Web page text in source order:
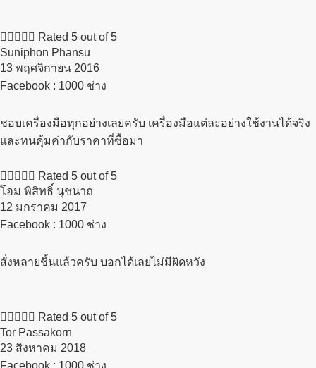
     Rated 5 out of 5
Suniphon Phansu
13 พฤศจิกายน 2016​
Facebook : 1000 ช่าง
ชอบเครื่องมือทุกอย่างเลยครับ เครื่องมือแต่ละอย่างใช้งานได้จริง
และทนคุ้มค่ากับราคาที่ซื้อมา
     Rated 5 out of 5
โอม พิสิทธิ์ นุชนาถ
12 มกราคม 2017​
Facebook : 1000 ช่าง
สั่งหลายชิ้นแล้วครับ บอกได้เลยไม่มีผิดหวัง
     Rated 5 out of 5
Tor Passakorn
23 สิงหาคม 2018​
Facebook : 1000 ช่าง